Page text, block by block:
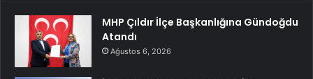
MHP Çıldır İlçe Başkanlığına Gündoğdu
Atandı
Ağustos 6, 2026